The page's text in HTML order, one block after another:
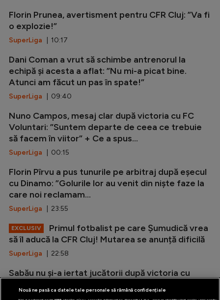
Florin Prunea, avertisment pentru CFR Cluj: ”Va fi
o explozie!”
SuperLiga | 10:17
Dani Coman a vrut să schimbe antrenorul la
echipă și acesta a aflat: ”Nu mi-a picat bine.
Atunci am făcut un pas în spate!”
SuperLiga | 09:40
Nuno Campos, mesaj clar după victoria cu FC
Voluntari: ”Suntem departe de ceea ce trebuie
să facem în viitor” + Ce a spus...
SuperLiga | 00:15
Florin Pîrvu a pus tunurile pe arbitraj după eșecul
cu Dinamo: ”Golurile lor au venit din niște faze la
care noi reclamam...
SuperLiga | 23:55
EXCLUSIV
Primul fotbalist pe care Șumudică vrea
să îl aducă la CFR Cluj! Mutarea se anunță dificilă
SuperLiga | 22:58
Sabău nu și-a iertat jucătorii după victoria cu
SuperLiga| 21:49
Nouă ne pasă ca datele tale personale să rămână confidențiale